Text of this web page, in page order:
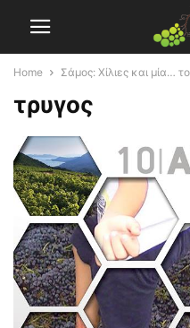
Home Σάμος: Χίλιες και μία…
τρυγος